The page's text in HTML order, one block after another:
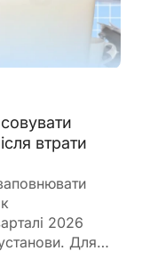
втрати
2026
Для